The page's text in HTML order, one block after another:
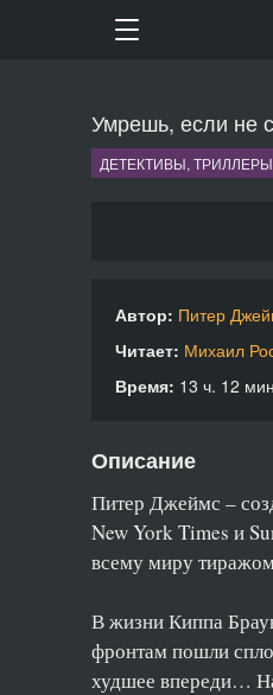
Умрешь, если не
ДЕТЕКТИВЫ,
Автор: Питер
Читает: Михаил
Время: 13 ч. 12
Описание
Питер Джеймс –
New York Times и
всему миру
В жизни Киппа
фронтам пошли
худшее впереди…